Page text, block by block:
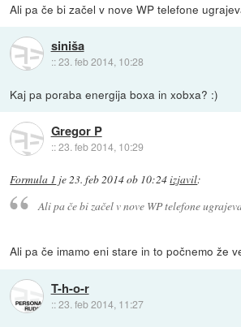
Ali pa če bi začel v nove WP telefone
siniša
::23. feb 2014, 10:28
Kaj pa poraba energija boxa in xobxa? :)
Gregor P
::23. feb 2014, 10:29
Formula 1 je23. feb 2014 ob 10:24izjavil:
Ali pa če bi začel v nove WP telefone
Ali pa če imamo eni stare in to počnemo že
T-h-o-r
::23. feb 2014, 11:27